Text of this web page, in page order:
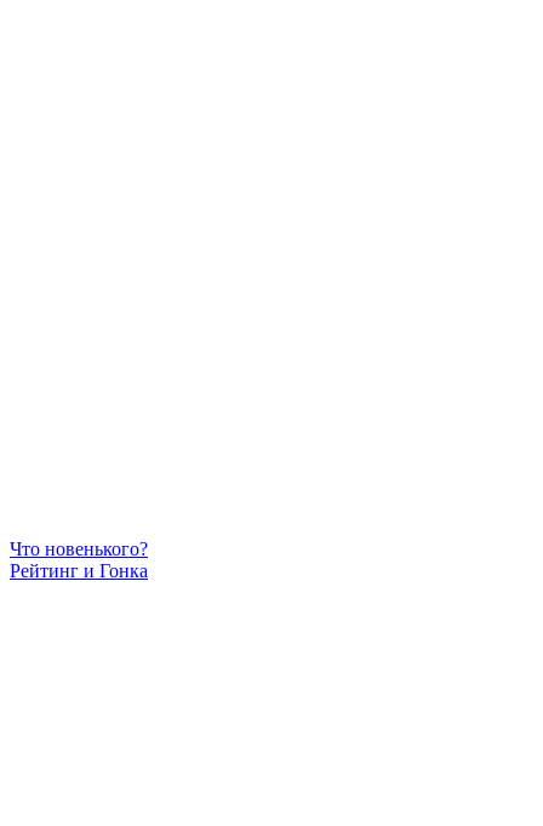
Что новенького?
Рейтинг и Гонка